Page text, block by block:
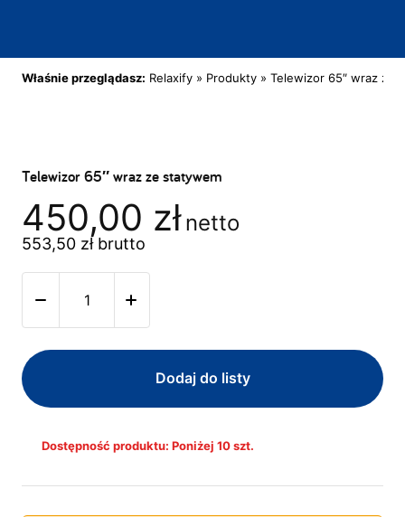
Właśnie przeglądasz: Relaxify » Produkty » Telewizor 65″ wraz ze
Telewizor 65″ wraz ze statywem
450,00 zł netto
553,50 złbrutto
Dodaj do listy
Dostępność produktu: Poniżej 10 szt.